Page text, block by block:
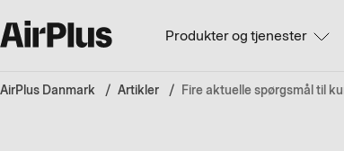
Produkter og tjenester
AirPlus Danmark Artikler Fire aktuelle spørgsmål til